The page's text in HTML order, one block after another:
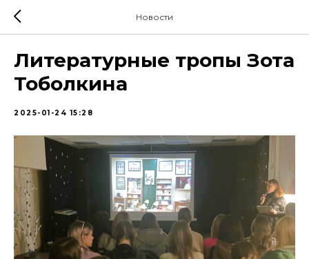
Новости
Литературные тропы Зота
Тоболкина
2025-01-24 15:28